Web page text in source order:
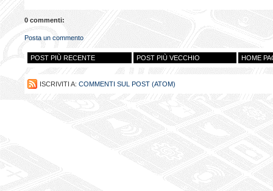
0 commenti:
Posta un commento
POST PIÙ RECENTE POST PIÙ VECCHIO HOME
ISCRIVITI A: COMMENTI SUL POST (ATOM)